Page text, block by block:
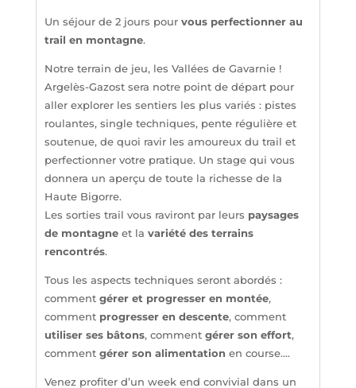
Un séjour de 2 jours pour vous perfectionner au
trail en montagne.
Notre terrain de jeu, les Vallées de Gavarnie !
Argelès-Gazost sera notre point de départ pour
aller explorer les sentiers les plus variés : pistes
roulantes, single techniques, pente régulière et
soutenue, de quoi ravir les amoureux du trail et
perfectionner votre pratique. Un stage qui vous
donnera un aperçu de toute la richesse de la
Haute Bigorre.
Les sorties trail vous raviront par leurs paysages
de montagneet la variété des terrains
rencontrés.
Tous les aspects techniques seront abordés :
comment gérer et progresser en montée,
comment progresser en descente, comment
utiliser ses bâtons, comment gérer son effort,
comment gérer son alimentation en course….
Venez profiter d’un week end convivial dans un